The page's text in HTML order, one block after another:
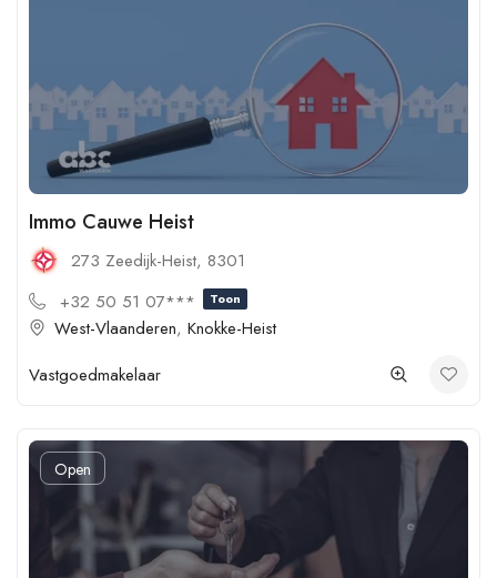
Immo Cauwe Heist
273 Zeedijk-Heist, 8301
+32 50 51 07***
Toon
West-Vlaanderen, Knokke-Heist
Vastgoedmakelaar
Open